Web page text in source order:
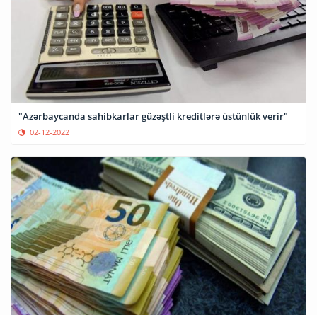
"Azərbaycanda sahibkarlar güzəştli kreditlərə üstünlük verir"
02-12-2022